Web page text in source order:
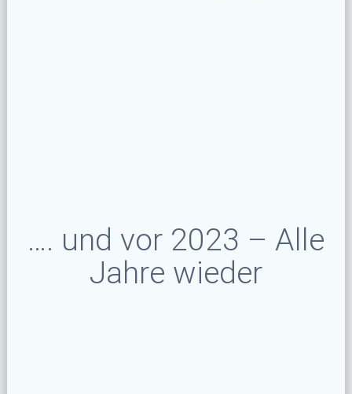
…. und vor 2023 – Alle
Jahre wieder